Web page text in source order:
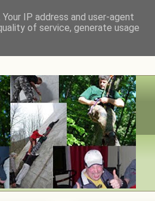
IP address and user-agent
of service, generate usage